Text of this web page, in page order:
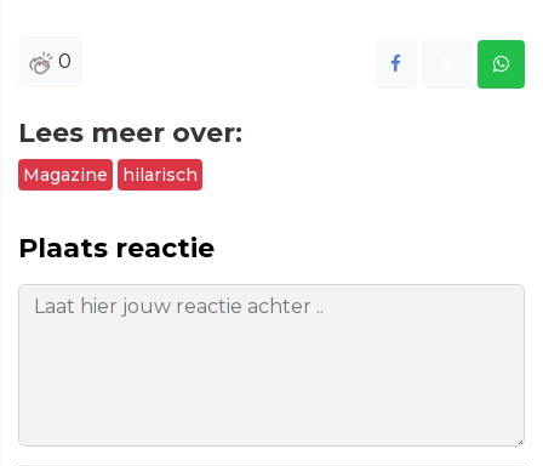
0
Lees meer over:
Magazine hilarisch
Plaats reactie